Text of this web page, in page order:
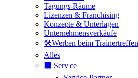
Tagungs-Räume
Lizenzen & Franchising
Konzepte & Unterlagen
Unternehmensverkäufe
🛠️Werben beim Trainertreffen
Alles
⬛️ Service